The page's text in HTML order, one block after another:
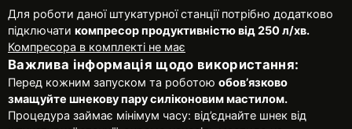
Для роботи даної штукатурної станції потрібно додатково
підключати компресор продуктивністю від 250 л/хв.
Компресора в комплекті не має
Важлива інформація щодо використання:
Перед кожним запуском та роботою обов’язково
змащуйте шнекову пару силіконовим мастилом.
Процедура займає мінімум часу: від’єднайте шнек від